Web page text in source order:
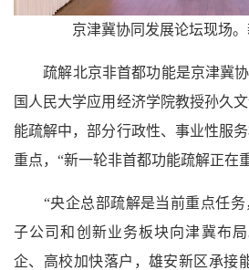
京津冀协同发展论坛现场。
疏解北京非首都功能是京津冀协
国人民大学应用经济学院教授孙久
能疏解中，部分行政性、事业性服
重点，“新一轮非首都功能疏解正在
“央企总部疏解是当前重点任务
子公司和创新业务板块向津冀布
企、高校加快落户，雄安新区承接